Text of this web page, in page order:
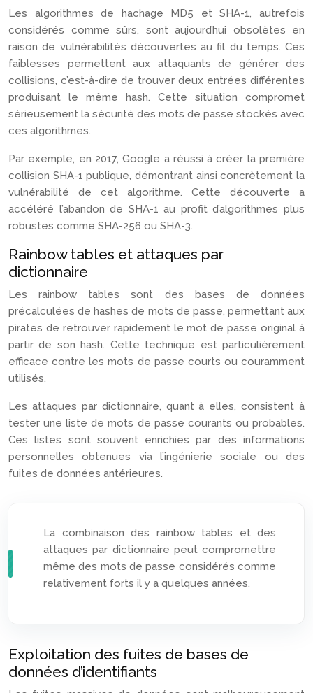
Les algorithmes de hachage MD5 et SHA-1, autrefois
considérés comme sûrs, sont aujourd’hui obsolètes en
raison de vulnérabilités découvertes au fil du temps. Ces
faiblesses permettent aux attaquants de générer des
collisions, c’est-à-dire de trouver deux entrées différentes
produisant le même hash. Cette situation compromet
sérieusement la sécurité des mots de passe stockés avec
ces algorithmes.
Par exemple, en 2017, Google a réussi à créer la première
collision SHA-1 publique, démontrant ainsi concrètement la
vulnérabilité de cet algorithme. Cette découverte a
accéléré l’abandon de SHA-1 au profit d’algorithmes plus
robustes comme SHA-256 ou SHA-3.
Rainbow tables et attaques par
dictionnaire
Les rainbow tables sont des bases de données
précalculées de hashes de mots de passe, permettant aux
pirates de retrouver rapidement le mot de passe original à
partir de son hash. Cette technique est particulièrement
efficace contre les mots de passe courts ou couramment
utilisés.
Les attaques par dictionnaire, quant à elles, consistent à
tester une liste de mots de passe courants ou probables.
Ces listes sont souvent enrichies par des informations
personnelles obtenues via l’ingénierie sociale ou des
fuites de données antérieures.
La combinaison des rainbow tables et des
attaques par dictionnaire peut compromettre
même des mots de passe considérés comme
relativement forts il y a quelques années.
Exploitation des fuites de bases de
données d’identifiants